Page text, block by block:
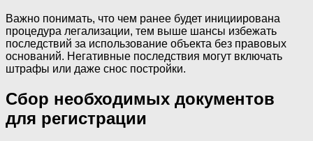
Важно понимать, что чем ранее будет инициирована
процедура легализации, тем выше шансы избежать
последствий за использование объекта без правовых
оснований. Негативные последствия могут включать
штрафы или даже снос постройки.
Сбор необходимых документов
для регистрации